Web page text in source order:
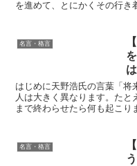
を進めて、とにかくその行き
名言・格言
はじめに天野浩氏の言葉「将
人は大きく異なります。たと
まで終わらせたら何も起こり
名言・格言